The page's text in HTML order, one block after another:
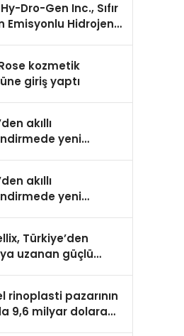
Dro-Gen Inc., Sıfır
Emisyonlu Hidrojen
kozmetik
giriş yaptı
akıllı
yeni
akıllı
yeni
Türkiye’den
uzanan güçlü
rinoplasti pazarının
9,6 milyar dolara